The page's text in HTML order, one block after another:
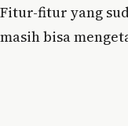
Fitur-fitur yang
masih bisa